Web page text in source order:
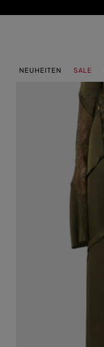
NEUHEITEN SALE